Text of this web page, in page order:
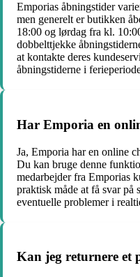
Emporias åbningstider
men generelt er butikken
18:00 og lørdag fra kl.
dobbelttjekke
at kontakte deres
åbningstiderne i
Har Emporia en
Ja, Emporia har en online
Du kan bruge denne
medarbejder fra Emporias
praktisk måde at få svar
eventuelle problemer i
Kan jeg returnere